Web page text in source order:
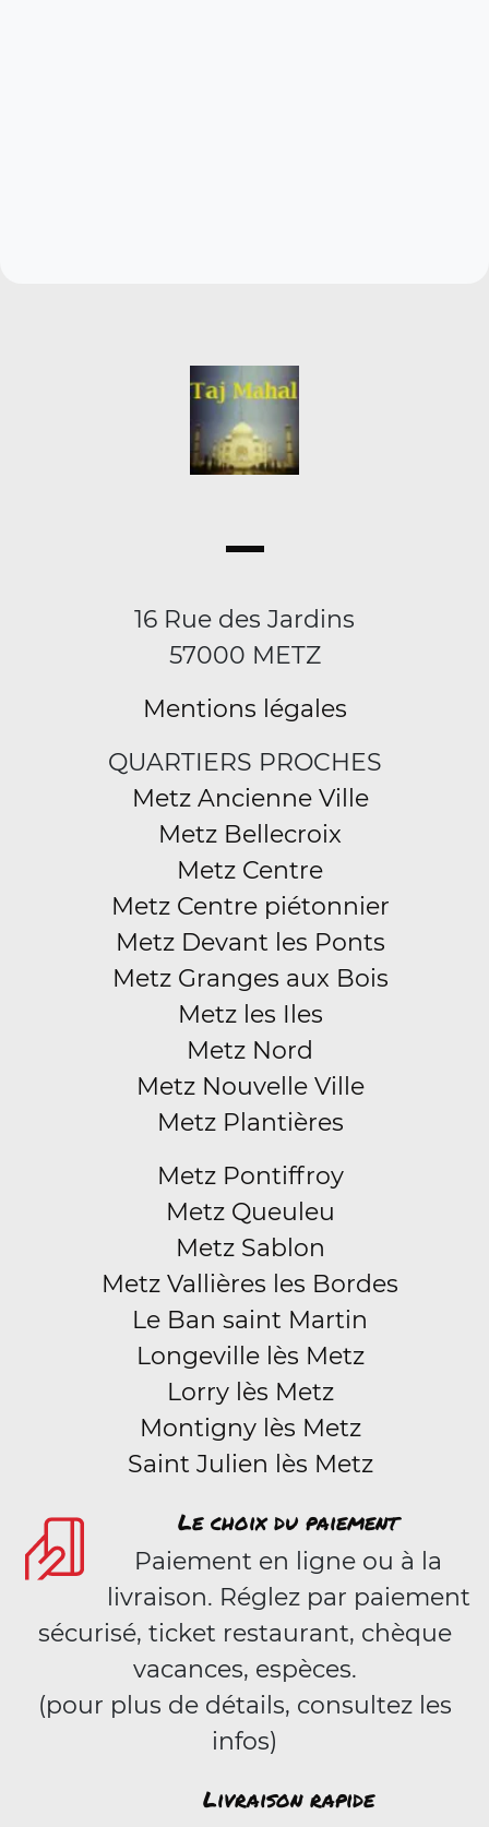
16 Rue des Jardins
57000 METZ
Mentions légales
QUARTIERS PROCHES
Metz Ancienne Ville
Metz Bellecroix
Metz Centre
Metz Centre piétonnier
Metz Devant les Ponts
Metz Granges aux Bois
Metz les Iles
Metz Nord
Metz Nouvelle Ville
Metz Plantières
Metz Pontiffroy
Metz Queuleu
Metz Sablon
Metz Vallières les Bordes
Le Ban saint Martin
Longeville lès Metz
Lorry lès Metz
Montigny lès Metz
Saint Julien lès Metz
Le choix du paiement
Paiement en ligne ou à la
livraison. Réglez par paiement
sécurisé, ticket restaurant, chèque
vacances, espèces.
(pour plus de détails, consultez les
infos)
Livraison rapide